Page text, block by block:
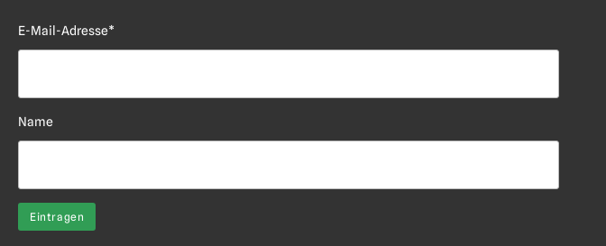
E-Mail-Adresse*
Name